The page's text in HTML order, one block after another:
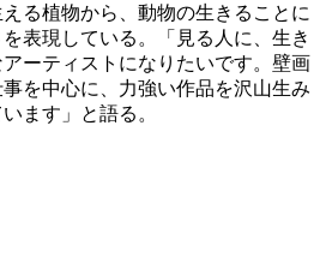
る植物から、動物の生きることに
表現している。「見る人に、生き
ーティストになりたいです。壁画
を中心に、力強い作品を沢山生み
ます」と語る。